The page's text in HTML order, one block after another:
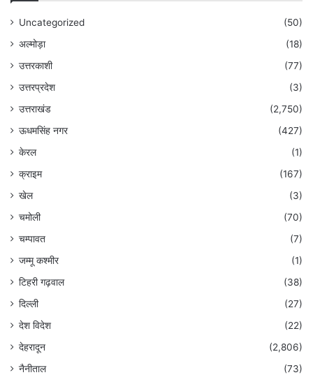
Uncategorized
(50)
अल्मोड़ा
(18)
उत्तरकाशी
(77)
उत्तरप्रदेश
(3)
उत्तराखंड
(2,750)
ऊधमसिंह नगर
(427)
केरल
(1)
क्राइम
(167)
खेल
(3)
चमोली
(70)
चम्पावत
(7)
जम्मू कश्मीर
(1)
टिहरी गढ़वाल
(38)
दिल्ली
(27)
देश विदेश
(22)
देहरादून
(2,806)
नैनीताल
(73)